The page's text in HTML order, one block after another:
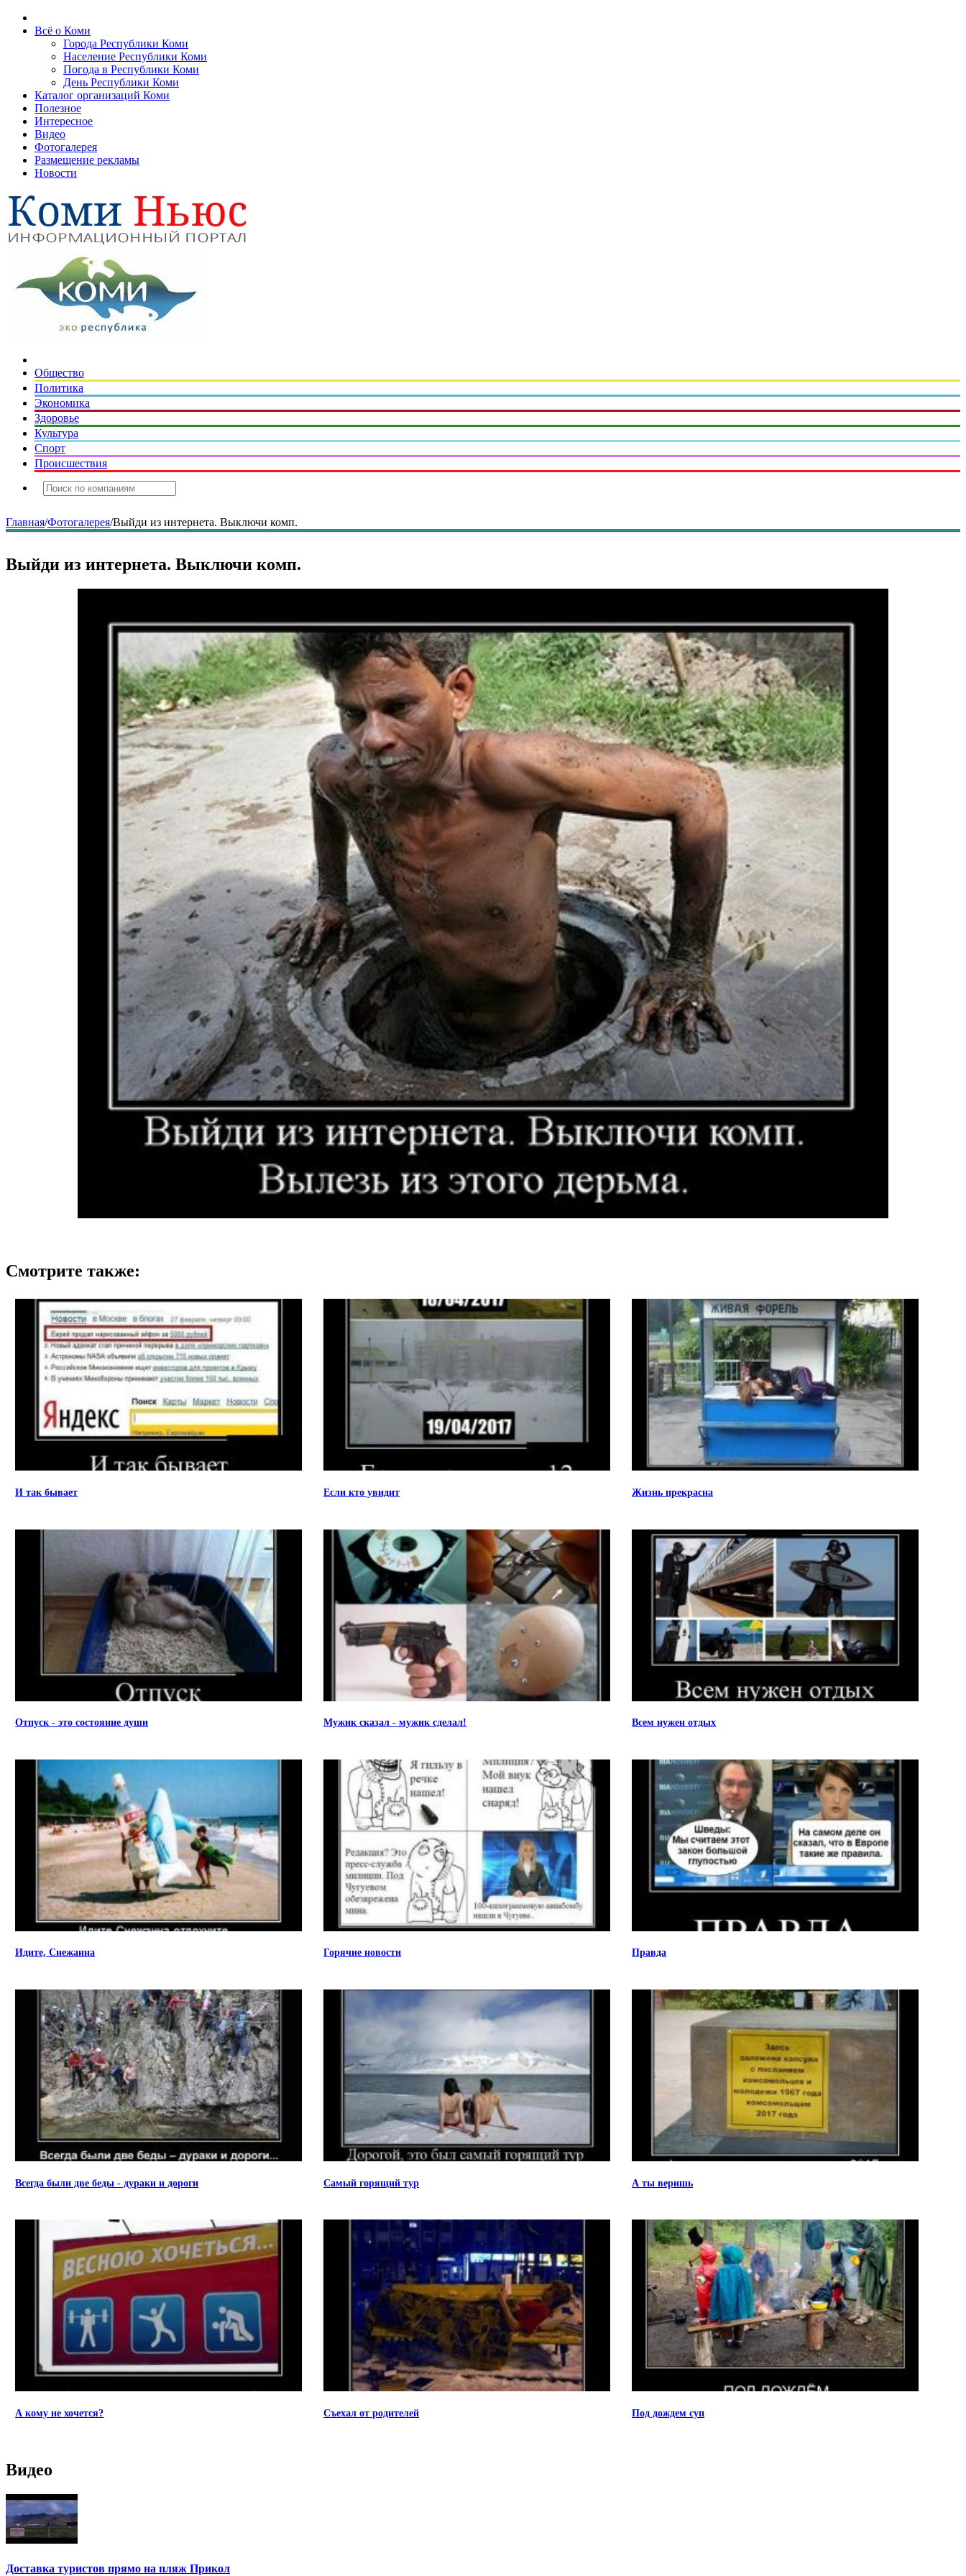
Всё о Коми
Города Республики Коми
Население Республики Коми
Погода в Республики Коми
День Республики Коми
Каталог организаций Коми
Полезное
Интересное
Видео
Фотогалерея
Размещение рекламы
Новости
Общество
Политика
Экономика
Здоровье
Культура
Спорт
Происшествия
Главная/Фотогалерея/Выйди из интернета. Выключи комп.
Выйди из интернета. Выключи комп.
Смотрите также:
И так бывает Если кто увидит Жизнь прекрасна
Отпуск - это состояние души Мужик сказал - мужик сделал! Всем нужен отдых
Идите, Снежанна Горячие новости Правда
Всегда были две беды - дураки и дороги Самый горящий тур А ты веришь
А кому не хочется? Съехал от родителей Под дождем суп
Видео
Доставка туристов прямо на пляж Прикол